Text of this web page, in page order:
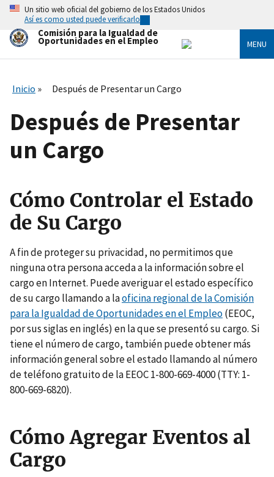
Skip
main
content
Un sitio web oficial del gobierno de los Estados Unidos
Así es como usted puede verificarlo
Comisión para la Igualdad de
Oportunidades en el Empleo MENU
Inicio Después de Presentar un Cargo
Después de Presentar
un Cargo
Cómo Controlar el Estado
de Su Cargo
A fin de proteger su privacidad, no permitimos que
ninguna otra persona acceda a la información sobre el
cargo en Internet. Puede averiguar el estado específico
de su cargo llamando a laoficina regional de la Comisión
para la Igualdad de Oportunidades en el Empleo(EEOC,
por sus siglas en inglés) en la que se presentó su cargo. Si
tiene el número de cargo, también puede obtener más
información general sobre el estado llamando al número
de teléfono gratuito de la EEOC 1-800-669-4000 (TTY: 1-
800-669-6820).
Cómo Agregar Eventos al
Cargo